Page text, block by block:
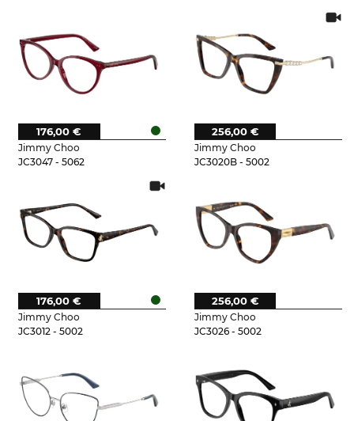
Jimmy Choo
JC3047 - 5062
176,00 €
Jimmy Choo
JC3020B - 5002
256,00 €
Jimmy Choo
JC3012 - 5002
176,00 €
Jimmy Choo
JC3026 - 5002
256,00 €